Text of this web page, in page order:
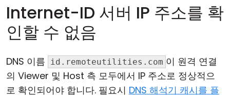
Internet-ID 서버 IP 주소를 확
인할 수 없음
DNS 이름 id.remoteutilities.com 이 원격 연결
의 Viewer 및 Host 측 모두에서 IP 주소로 정상적으
로 확인되어야 합니다. 필요시 DNS 해석기 캐시를 플